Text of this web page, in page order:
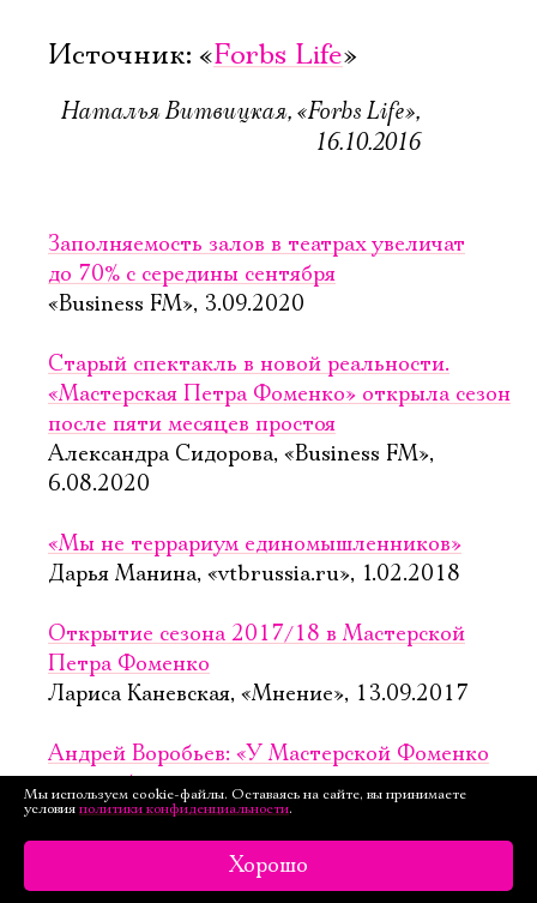
Источник: «Forbs Life»
Наталья Витвицкая, «Forbs Life»,
16.10.2016
Заполняемость залов в театрах увеличат
до 70% с середины сентября
«Business FM», 3.09.2020
Старый спектакль в новой реальности.
«Мастерская Петра Фоменко» открыла сезон
после пяти месяцев простоя
Александра Сидорова, «Business FM»,
6.08.2020
«Мы не террариум единомышленников»
Дарья Манина, «vtbrussia.ru», 1.02.2018
Открытие сезона 2017/18 в Мастерской
Петра Фоменко
Лариса Каневская, «Мнение», 13.09.2017
Андрей Воробьев: «У Мастерской Фоменко
нет свободного времени»
Виктор Борзенко, Валерий Яков, «Театрал-
online», 13.12.2016
Мы используем cookie-файлы. Оставаясь на сайте, вы принимаете
условия политики конфиденциальности.
Хорошо